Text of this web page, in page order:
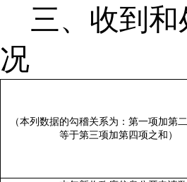
三、收到
况
（本列数据的勾稽关系为：第一项加第
等于第三项加第四项之和）